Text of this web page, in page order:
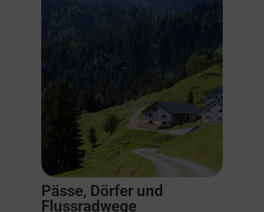
Pässe, Dörfer und
Flussradwege